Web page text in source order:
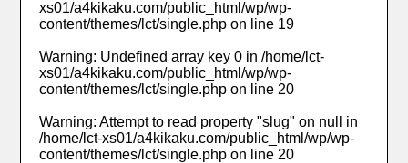
xs01/a4kikaku.com/public_html/wp/wp-
content/themes/lct/single.php on line 19
Warning: Undefined array key 0 in/home/lct-
xs01/a4kikaku.com/public_html/wp/wp-
content/themes/lct/single.php on line 20
Warning: Attempt to read property "slug" on null in
/home/lct-xs01/a4kikaku.com/public_html/wp/wp-
content/themes/lct/single.php on line 20